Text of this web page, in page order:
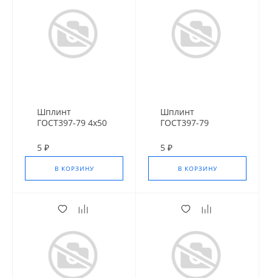
Шплинт
ГОСТ397-79 4х50
5 ₽
В КОРЗИНУ
Шплинт
ГОСТ397-79
5 ₽
В КОРЗИНУ